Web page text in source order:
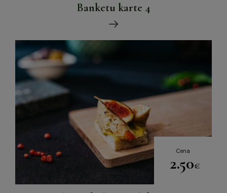
Banketu karte 4
Cena
2.50€